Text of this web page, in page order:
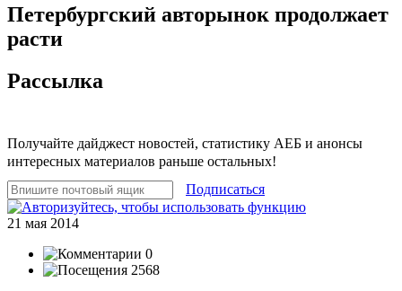
Петербургский авторынок продолжает
расти
Рассылка
Получайте дайджест новостей, статистику АЕБ и анонсы
интересных материалов раньше остальных!
Подписаться
21 мая 2014
0
2568